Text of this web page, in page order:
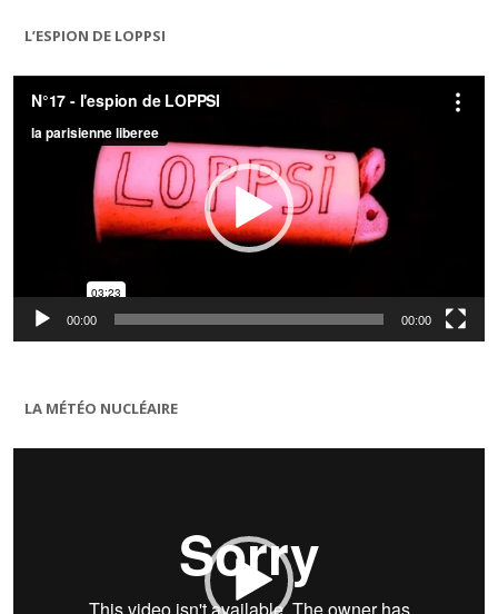
L’ESPION DE LOPPSI
Lecteur
vidéo
00:00 00:00
LA MÉTÉO NUCLÉAIRE
Lecteur